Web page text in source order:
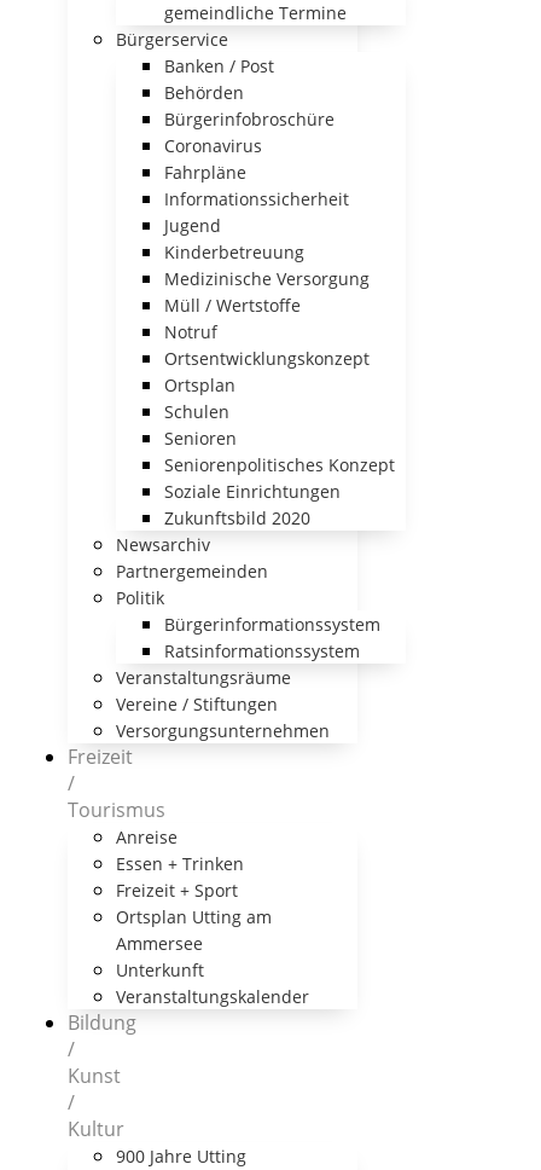
gemeindliche Termine
Bürgerservice
Banken / Post
Behörden
Bürgerinfobroschüre
Coronavirus
Fahrpläne
Informationssicherheit
Jugend
Kinderbetreuung
Medizinische Versorgung
Müll / Wertstoffe
Notruf
Ortsentwicklungskonzept
Ortsplan
Schulen
Senioren
Seniorenpolitisches Konzept
Soziale Einrichtungen
Zukunftsbild 2020
Newsarchiv
Partnergemeinden
Politik
Bürgerinformationssystem
Ratsinformationssystem
Veranstaltungsräume
Vereine / Stiftungen
Versorgungsunternehmen
Freizeit
/
Tourismus
Anreise
Essen + Trinken
Freizeit + Sport
Ortsplan Utting am
Ammersee
Unterkunft
Veranstaltungskalender
Bildung
/
Kunst
/
Kultur
900 Jahre Utting